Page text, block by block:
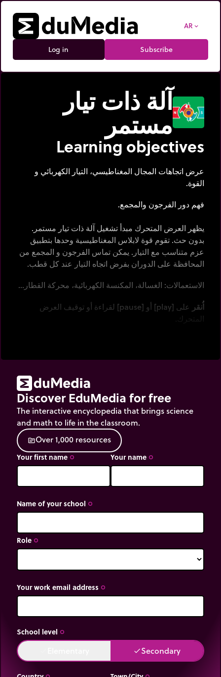
AR expand_more
Log in Subscribe
آلة ذات تيار
مستمر
Learning objectives
عرض اتجاهات المجال المغناطيسي، التيار الكهربائي و
القوة.
فهم دور الفرجون والمجمع.
يظهر العرض المتحرك مبدأ تشغيل آلة ذات تيار مستمر.
بدون حث. تقوم قوة لابلاس المغناطيسية وحدها بتطبيق
عزم متناسب مع التيار. يمكن تماس الفرجون و المجمع من
المحافظة على الدوران بفرض اتجاه التيار عند كل قطب.
الاستعمالات: الغسالة، المكنسة الكهربائية، محركة القطار...
اُنقر
على [play] أو [pause] لقراءة أو توقيف العرض
المتحرك.
Discover EduMedia for free
The interactive encyclopedia that brings science
and math to life in the classroom.
sourceOver1,000 resources
Your first name trip_origin Your name trip_origin
Name of your school trip_origin
Role trip_origin
Your work email address trip_origin
School level trip_origin
doneSecondary